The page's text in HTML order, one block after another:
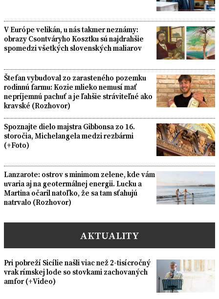
V Európe velikán, u nás takmer neznámy:
obrazy Csontváryho Kosztku sú najdrahšie
spomedzi všetkých slovenských maliarov
Štefan vybudoval zo zarasteného pozemku
rodinnú farmu: Kozie mlieko nemusí mať
nepríjemnú pachuť a je ľahšie stráviteľné ako
kravské (Rozhovor)
Spoznajte dielo majstra Gibbonsa zo 16.
storočia, Michelangela medzi rezbármi
(+Foto)
Lanzarote: ostrov s minimom zelene, kde vám
uvaria aj na geotermálnej energii. Lucku a
Martina očaril natoľko, že sa tam sťahujú
natrvalo (Rozhovor)
AKTUALITY
Pri pobreží Sicílie našli viac než 2-tisícročný
vrak rímskej lode so stovkami zachovaných
amfor (+Video)